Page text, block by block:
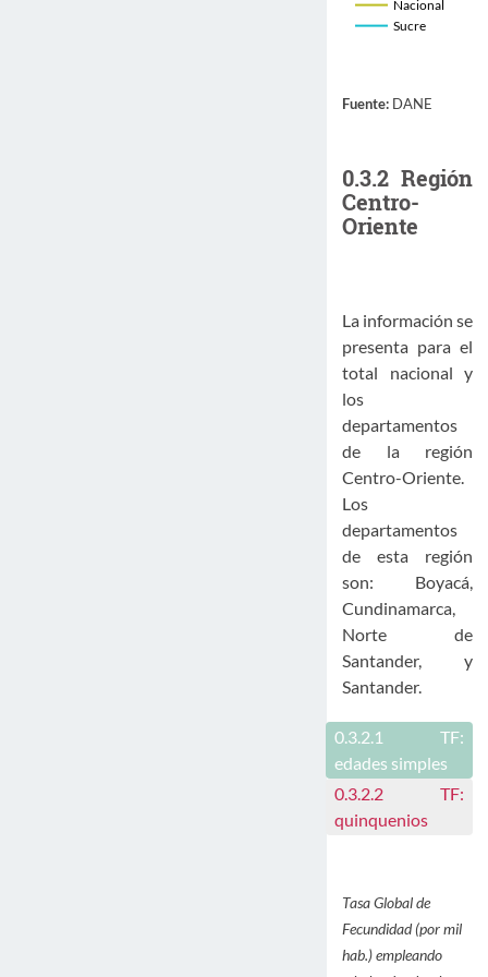
Nacional
Sucre
Fuente: DANE
0.3.2 Región
Centro-
Oriente
La información se
presenta para el
total nacional y
los
departamentos
de la región
Centro-Oriente.
Los
departamentos
de esta región
son: Boyacá,
Cundinamarca,
Norte de
Santander, y
Santander.
0.3.2.1
TF:
edades simples
0.3.2.2 TF:
quinquenios
Tasa Global de
Fecundidad (por mil
hab.) empleando